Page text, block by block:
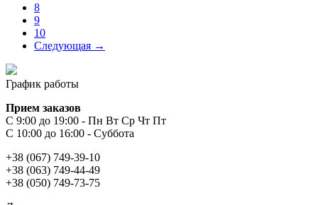
8
9
10
Следующая →
График работы
Прием заказов
С 9:00 до 19:00 - Пн Вт Ср Чт Пт
С 10:00 до 16:00 - Суббота
+38 (067) 749-39-10
+38 (063) 749-44-49
+38 (050) 749-73-75